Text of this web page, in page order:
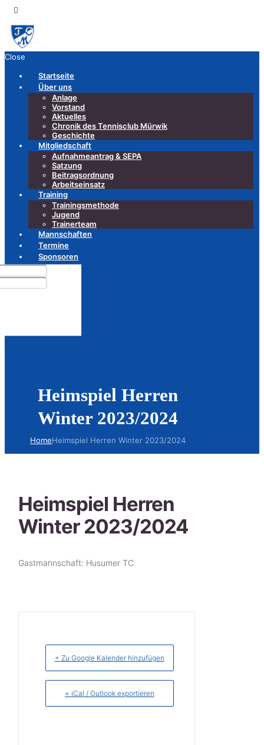
Close
Startseite
Über uns
Anlage
Vorstand
Aktuelles
Chronik des Tennisclub Mürwik
Geschichte
Mitgliedschaft
Aufnahmeantrag & SEPA
Satzung
Beitragsordnung
Arbeitseinsatz
Training
Trainingsmethode
Jugend
Trainerteam
Mannschaften
Termine
Sponsoren
Anfahrt
Heimspiel Herren
Winter 2023/2024
HomeHeimspiel Herren Winter 2023/2024
Heimspiel Herren
Winter 2023/2024
Gastmannschaft: Husumer TC
+ Zu Google Kalender hinzufügen
+ iCal / Outlook exportieren